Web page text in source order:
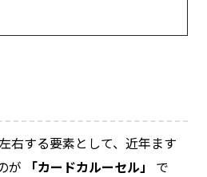
右する要素として、近年ます
が
「カードカルーセル」
で